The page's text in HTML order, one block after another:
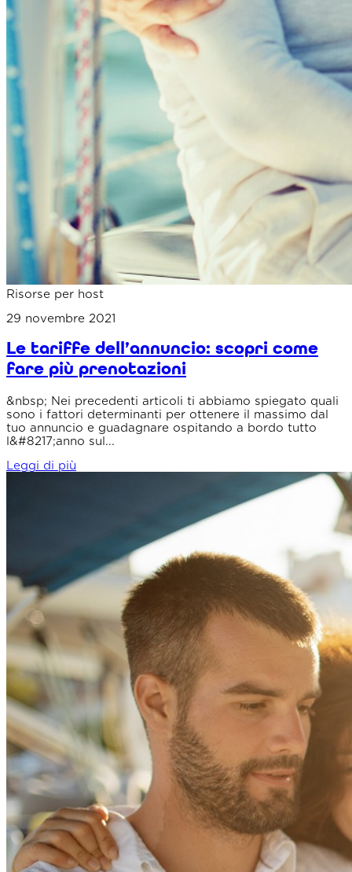
Risorse per host
29 novembre 2021
Le tariffe dell’annuncio: scopri come
fare più prenotazioni
&nbsp; Nei precedenti articoli ti abbiamo spiegato quali
sono i fattori determinanti per ottenere il massimo dal
tuo annuncio e guadagnare ospitando a bordo tutto
l&#8217;anno sul...
Leggi di più